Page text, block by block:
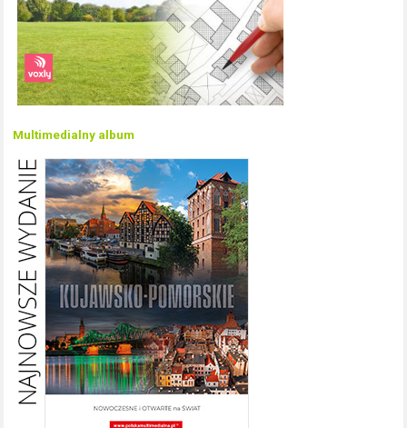
Multimedialny album